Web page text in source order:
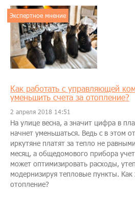
Экспертное мнение
Как работать с управляющей
уменьшить счета за отопление?
2 апреля 2018 14:51
На улице весна, а значит цифра в
начнет уменьшаться. Ведь с в этом
иркутяне платят за тепло не
месяц, а общедомового прибора
может оптимизировать расходы,
модернизируя тепловые пункты.
отопление?